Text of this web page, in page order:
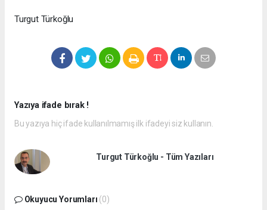
Turgut Türkoğlu
Yazıya ifade bırak !
Bu yazıya hiç ifade kullanılmamış ilk ifadeyi siz kullanın.
Turgut Türkoğlu - Tüm Yazıları
Okuyucu Yorumları (0)